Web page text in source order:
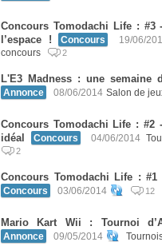
Concours Tomodachi Life : #3
l’espace !
Concours 19/06/
concours
2
L'E3 Madness : une semaine
Annonce 08/06/2014 Salon de
Concours Tomodachi Life : #2
idéal
Concours 04/06/2014
2
Concours Tomodachi Life : #1
Concours 03/06/2014 12
Mario Kart Wii : Tournoi
Annonce 09/05/2014